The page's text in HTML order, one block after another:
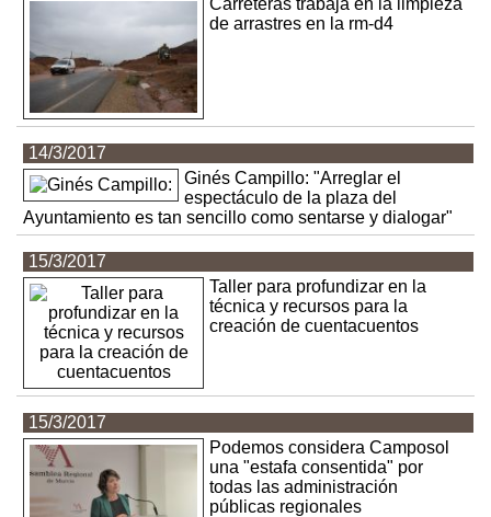
Carreteras trabaja en la limpieza
de arrastres en la rm-d4
14/3/2017
Ginés Campillo: "Arreglar el
espectáculo de la plaza del
Ayuntamiento es tan sencillo como sentarse y dialogar"
15/3/2017
Taller para profundizar en la
técnica y recursos para la
creación de cuentacuentos
15/3/2017
Podemos considera Camposol
una "estafa consentida" por
todas las administración
públicas regionales